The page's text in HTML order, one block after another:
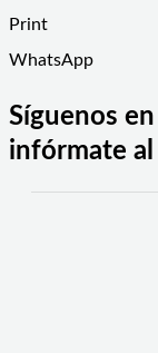
Print
WhatsApp
Síguenos
infórmate